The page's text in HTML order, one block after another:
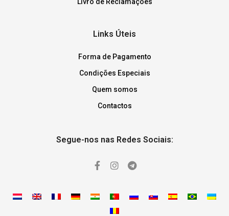
Links Úteis
Forma de Pagamento
Condições Especiais
Quem somos
Contactos
Segue-nos nas Redes Sociais: